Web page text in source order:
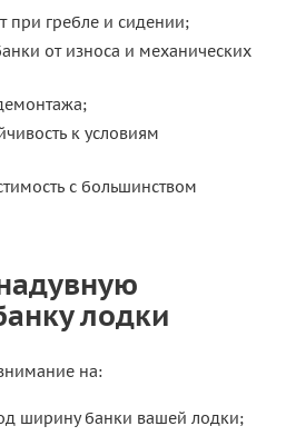
гребле и сидении;
от износа и механических
к условиям
с большинством
лодки
на:
ширину банки вашей лодки;